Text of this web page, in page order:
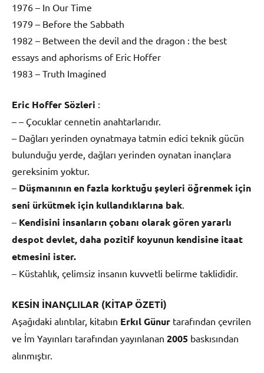
1976 – In Our Time
1979 – Before the Sabbath
1982 – Between the devil and the dragon : the best
essays and aphorisms of Eric Hoffer
1983 – Truth Imagined
Eric Hoffer Sözleri :
– – Çocuklar cennetin anahtarlarıdır.
– Dağları yerinden oynatmaya tatmin edici teknik gücün
bulunduğu yerde, dağları yerinden oynatan inançlara
gereksinim yoktur.
– Düşmanının en fazla korktuğu şeyleri öğrenmek için
seni ürkütmek için kullandıklarına bak
– Kendisini insanların çobanı olarak gören yararlı
despot devlet, daha pozitif koyunun kendisine itaat
etmesini ister.
– Küstahlık, çelimsiz insanın kuvvetli belirme taklididir.
KESİN İNANÇLILAR (KİTAP ÖZETİ)
Aşağıdaki alıntılar, kitabın Erkıl Günur tarafından çevrilen
ve İm Yayınları tarafından yayınlanan 2005 baskısından
alınmıştır.